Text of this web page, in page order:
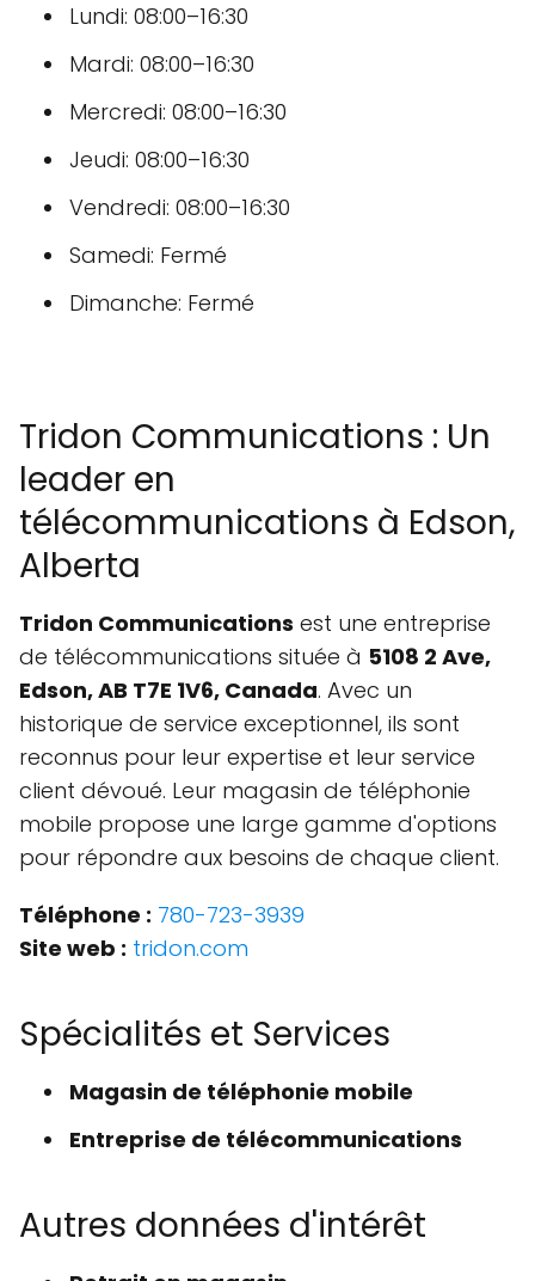
Lundi: 08:00–16:30
Mardi: 08:00–16:30
Mercredi: 08:00–16:30
Jeudi: 08:00–16:30
Vendredi: 08:00–16:30
Samedi: Fermé
Dimanche: Fermé
Tridon Communications : Un
leader en
télécommunications à Edson,
Alberta
Tridon Communications est une entreprise
de télécommunications située à 5108 2 Ave,
Edson, AB T7E 1V6, Canada. Avec un
historique de service exceptionnel, ils sont
reconnus pour leur expertise et leur service
client dévoué. Leur magasin de téléphonie
mobile propose une large gamme d'options
pour répondre aux besoins de chaque client.
Téléphone : 780-723-3939
Site web : tridon.com
Spécialités et Services
Magasin de téléphonie mobile
Entreprise de télécommunications
Autres données d'intérêt